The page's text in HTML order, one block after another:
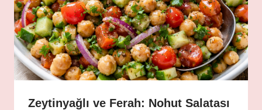
Zeytinyağlı ve Ferah: Nohut Salatası